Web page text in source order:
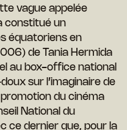
vague appelée
constitué un
équatoriens en
de Tania Hermida
au box-office national
sur l’imaginaire de
promotion du cinéma
National du
ce dernier que, pour la